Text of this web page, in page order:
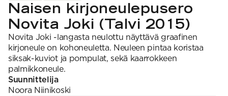
kesämallisto
SS26 Signature
Collection
Naisen kirjoneulepusero
Novita Joki (Talvi 2015)
Novita Joki -langasta neulottu näyttävä graafinen
kirjoneule on kohoneuletta. Neuleen pintaa koristaa
siksak-kuviot ja pompulat, sekä kaarrokkeen
palmikkoneule.
Suunnittelija
Noora Niinikoski